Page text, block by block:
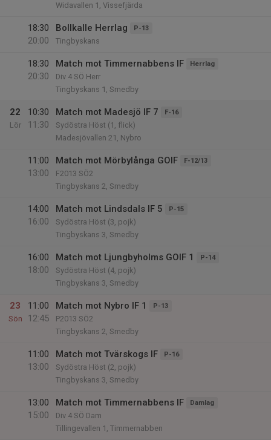
Widavallen 1, Vissefjärda
18:30
20:00
Bollkalle Herrlag P-13
Tingbyskans
18:30
20:30
Match mot Timmernabbens IF Herrlag
Div 4 SÖ Herr
Tingbyskans 1, Smedby
22
Lör
10:30
11:30
Match mot Madesjö IF 7 F-16
Sydöstra Höst (1, flick)
Madesjövallen 21, Nybro
11:00
13:00
Match mot Mörbylånga GOIF F-12/13
F2013 SÖ2
Tingbyskans 2, Smedby
14:00
16:00
Match mot Lindsdals IF 5 P-15
Sydöstra Höst (3, pojk)
Tingbyskans 3, Smedby
16:00
18:00
Match mot Ljungbyholms GOIF 1 P-14
Sydöstra Höst (4, pojk)
Tingbyskans 3, Smedby
23
Sön
11:00
12:45
Match mot Nybro IF 1 P-13
P2013 SÖ2
Tingbyskans 2, Smedby
11:00
13:00
Match mot Tvärskogs IF P-16
Sydöstra Höst (2, pojk)
Tingbyskans 3, Smedby
13:00
15:00
Match mot Timmernabbens IF Damlag
Div 4 SÖ Dam
Tillingevallen 1, Timmernabben